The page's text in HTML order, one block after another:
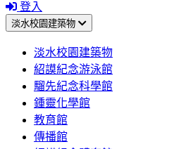
登入
淡水校園建築物
淡水校園建築物
紹謨紀念游泳館
騮先紀念科學館
鍾靈化學館
教育館
傳播館